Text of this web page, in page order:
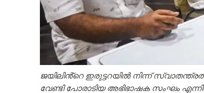
ജയിലിൻ്റെ ഇരുട്ടറയില്‍ നിന്ന്
വേണ്ടി പോരാടിയ അഭിഭാഷക സംഘം